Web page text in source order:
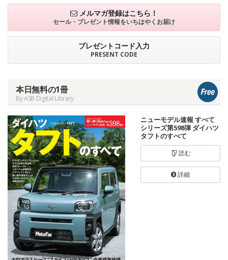
メルマガ登録はこちら！
セール・プレゼント情報をいちはやくお届け
プレゼントコード入力
PRESENT CODE
本日無料の1冊
By ASB Digital Library
ニューモデル速報 すべて
シリーズ第598弾 ダイハツ
タフトのすべて
読む
詳細